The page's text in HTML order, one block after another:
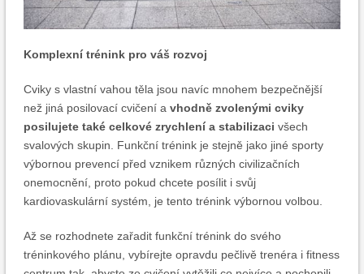
Komplexní trénink pro váš rozvoj
Cviky s vlastní vahou těla jsou navíc mnohem bezpečnější
než jiná posilovací cvičení a vhodně zvolenými cviky
posilujete také celkové zrychlení a stabilizaci všech
svalových skupin. Funkční trénink je stejně jako jiné sporty
výbornou prevencí před vznikem různých civilizačních
onemocnění, proto pokud chcete posílit i svůj
kardiovaskulární systém, je tento trénink výbornou volbou.
Až se rozhodnete zařadit funkční trénink do svého
tréninkového plánu, vybírejte opravdu pečlivě trenéra i fitness